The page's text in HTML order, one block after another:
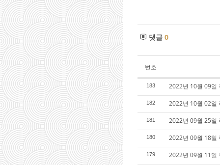
댓글 0
번호
183 2022년 10월 09일
182 2022년 10월 02일
181 2022년 09월 25일
180 2022년 09월 18일
179 2022년 09월 11일